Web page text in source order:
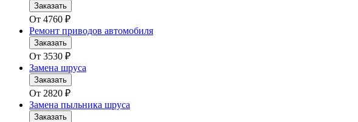
Заказать
От 4760 ₽
Ремонт приводов автомобиля
Заказать
От 3530 ₽
Замена шруса
Заказать
От 2820 ₽
Замена пыльника шруса
Заказать